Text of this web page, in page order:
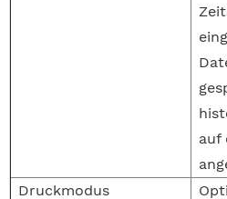
auf
Druckmodus